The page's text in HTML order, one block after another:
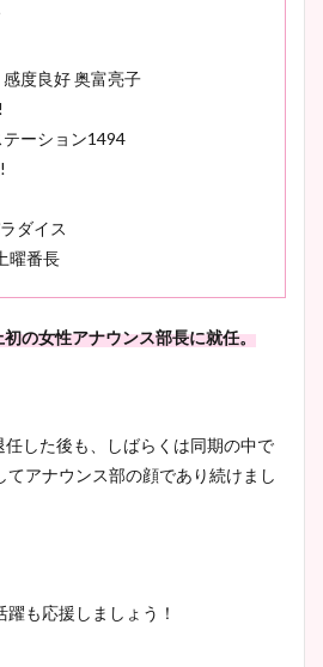
感度良好 奥富亮子
テーション1494
ダイス
曜番長
の女性アナウンス部長に就任。
した後も、しばらくは同期の中で
アナウンス部の顔であり続けまし
も応援しましょう！